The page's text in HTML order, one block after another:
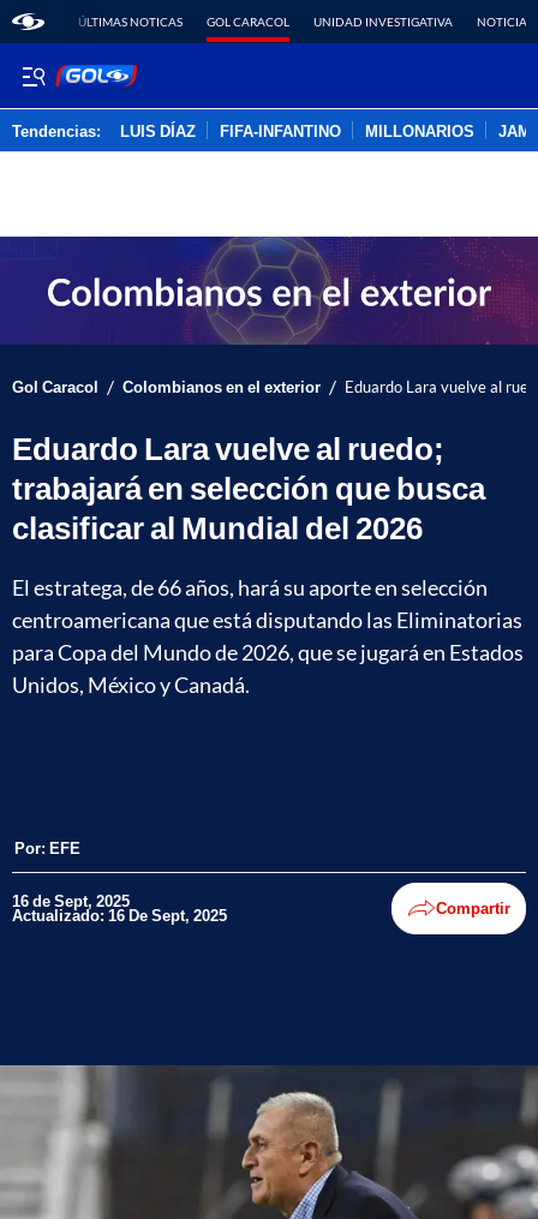
ÚLTIMAS NOTICAS GOL CARACOL UNIDAD INVESTIGATIVA NOTICIAS
Tendencias: LUIS DÍAZ FIFA-INFANTINO MILLONARIOS
Gol Caracol / Colombianos en el exterior / Eduardo Lara vuelve al
Eduardo Lara vuelve al ruedo;
trabajará en selección que busca
clasificar al Mundial del 2026
El estratega, de 66 años, hará su aporte en selección
centroamericana que está disputando las Eliminatorias
para Copa del Mundo de 2026, que se jugará en Estados
Unidos, México y Canadá.
Por: EFE
16 de Sept, 2025
Actualizado: 16 De Sept, 2025 Compartir